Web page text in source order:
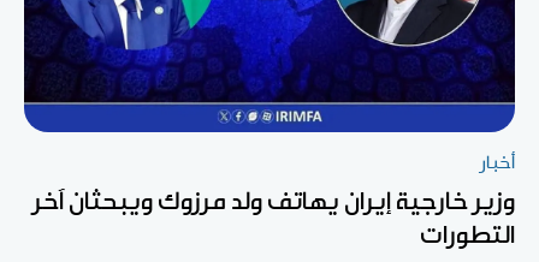
أخبار
وزير خارجية إيران يهاتف ولد مرزوك ويبحثان آخر
التطورات